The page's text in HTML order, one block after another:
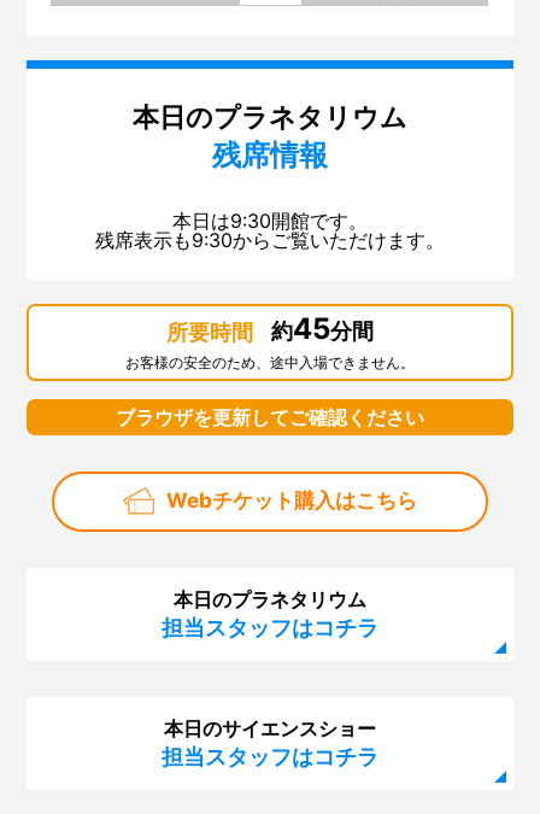
本日のプラネタリウム
残席情報
本日は9:30開館です。
残席表示も9:30からご覧いただけます。
所要時間 約45分間
お客様の安全のため、途中入場できません。
ブラウザを更新してご確認ください
Webチケット購入はこちら
本日のプラネタリウム
担当スタッフはコチラ
本日のサイエンスショー
担当スタッフはコチラ